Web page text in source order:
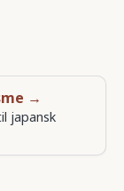
→
japansk